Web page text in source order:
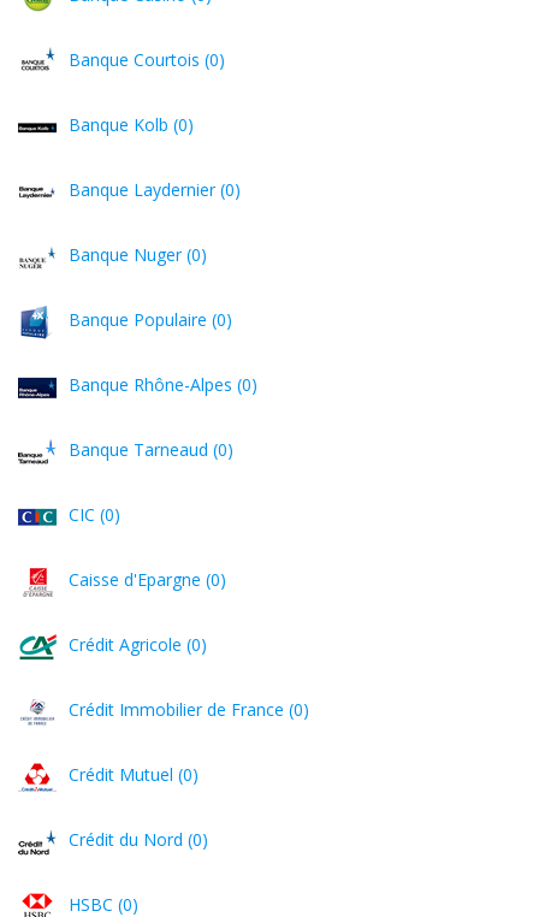
Banque Courtois (0)
Banque Kolb (0)
Banque Laydernier (0)
Banque Nuger (0)
Banque Populaire (0)
Banque Rhône-Alpes (0)
Banque Tarneaud (0)
CIC (0)
Caisse d'Epargne (0)
Crédit Agricole (0)
Crédit Immobilier de France (0)
Crédit Mutuel (0)
Crédit du Nord (0)
HSBC (0)